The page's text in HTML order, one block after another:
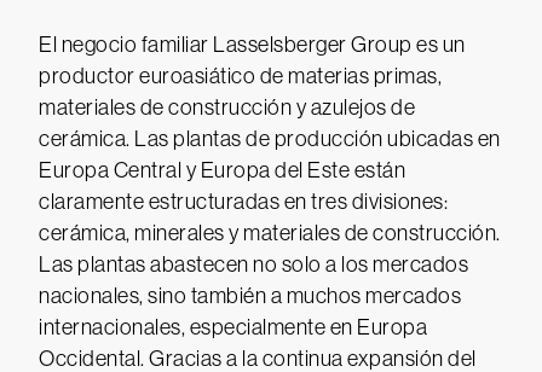
El negocio familiar Lasselsberger Group es un
productor euroasiático de materias primas,
materiales de construcción y azulejos de
cerámica. Las plantas de producción ubicadas en
Europa Central y Europa del Este están
claramente estructuradas en tres divisiones:
cerámica, minerales y materiales de construcción.
Las plantas abastecen no solo a los mercados
nacionales, sino también a muchos mercados
internacionales, especialmente en Europa
Occidental. Gracias a la continua expansión del